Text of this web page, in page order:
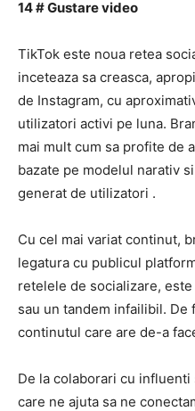
14 # Gustare video
TikTok este noua retea
inceteaza sa creasca,
de Instagram, cu
utilizatori activi pe luna.
mai mult cum sa profite de
bazate pe modelul narativ
generat de utilizatori .
Cu cel mai variat continut,
legatura cu publicul
retelele de socializare,
sau un tandem infailibil. De
continutul care are de-a
De la colaborari cu
care ne ajuta sa ne